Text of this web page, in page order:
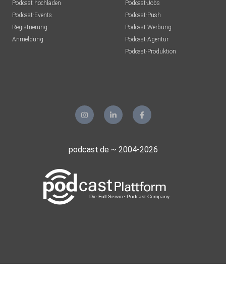
Podcast hochladen
Podcast-Events
Registrierung
Anmeldung
Podcast-Jobs
Podcast-Push
Podcast-Werbung
Podcast-Agentur
Podcast-Produktion
podcast.de ~ 2004-2026